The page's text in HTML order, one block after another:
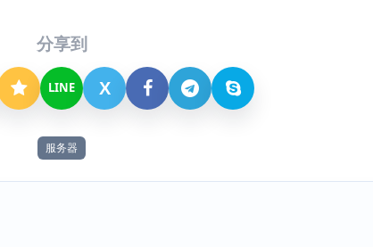
分享到
LINE X
服务器